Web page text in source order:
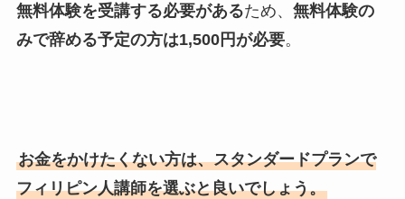
無料体験を受講する必要があるため、 無料体験の
みで辞める予定の方は1,500円が必要。
お金をかけたくない方は、スタンダードプランで
フィリピン人講師を選ぶと良いでしょう。